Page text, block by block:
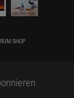
SHOP